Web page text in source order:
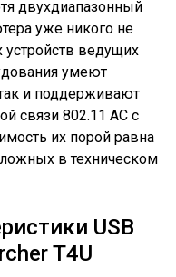
двухдиапазонный
уже никого не
ведущих
умеют
так и поддерживают
связи 802.11 АС с
их порой равна
в техническом
USB
T4U